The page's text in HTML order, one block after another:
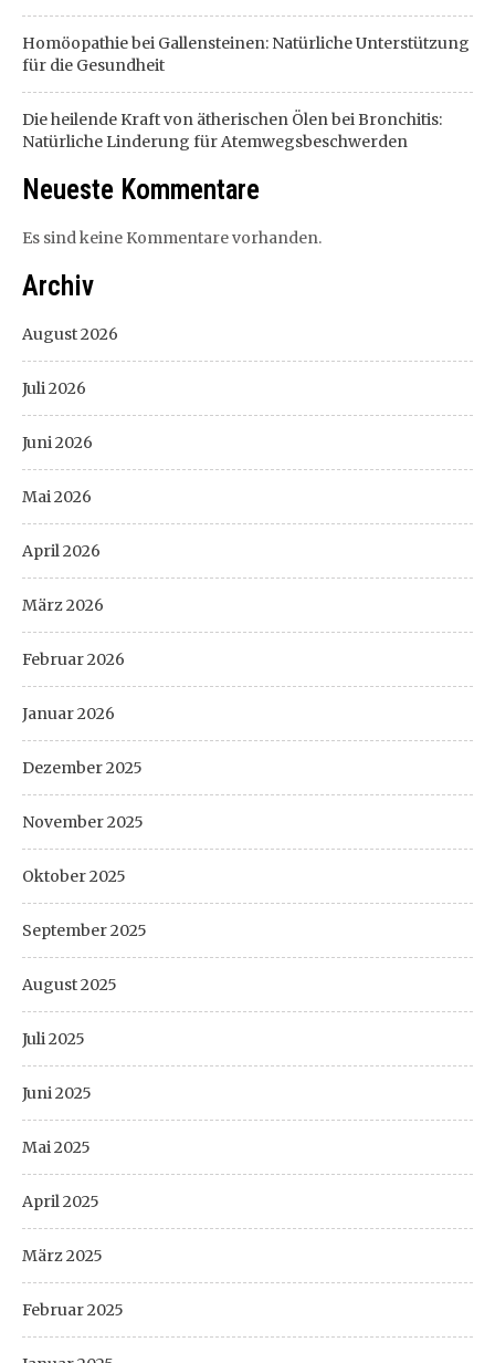
Homöopathie bei Gallensteinen: Natürliche Unterstützung
für die Gesundheit
Die heilende Kraft von ätherischen Ölen bei Bronchitis:
Natürliche Linderung für Atemwegsbeschwerden
Neueste Kommentare
Es sind keine Kommentare vorhanden.
Archiv
August 2026
Juli 2026
Juni 2026
Mai 2026
April 2026
März 2026
Februar 2026
Januar 2026
Dezember 2025
November 2025
Oktober 2025
September 2025
August 2025
Juli 2025
Juni 2025
Mai 2025
April 2025
März 2025
Februar 2025